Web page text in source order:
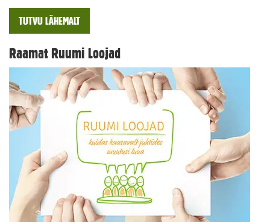
TUTVU LÄHEMALT
Raamat Ruumi Loojad